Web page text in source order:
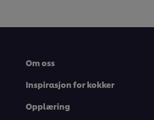
Om oss
Inspirasjon for kokker
Opplæring